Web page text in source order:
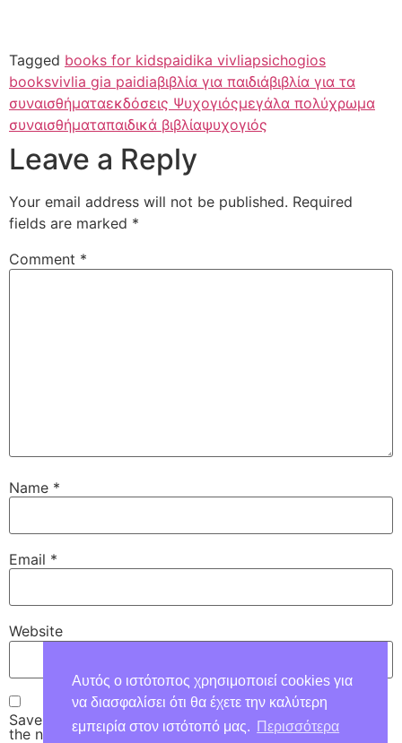
Tagged books for kidspaidika vivliapsichogios
booksvivlia gia paidiaβιβλία για παιδιάβιβλία για τα
συναισθήματαεκδόσεις Ψυχογιόςμεγάλα πολύχρωμα
συναισθήματαπαιδικά βιβλίαψυχογιός
Leave a Reply
Your email address will not be published. Required
fields are marked *
Comment *
Name *
Email *
Website
Save my name, email, and website in this browser for
the next time I comment.
Αυτός ο ιστότοπος χρησιμοποιεί cookies για
να διασφαλίσει ότι θα έχετε την καλύτερη
εμπειρία στον ιστότοπό μας.
Περισσότερα